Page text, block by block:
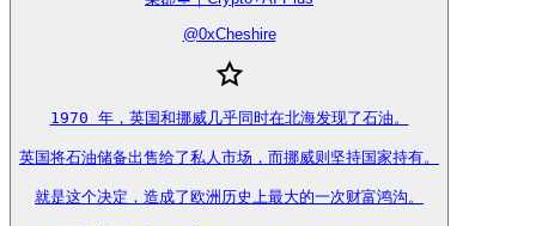
@0xCheshire
1970 年，英国和挪威几乎同时在北海发现了石油。
英国将石油储备出售给了私人市场，而挪威则坚持国家持有。
就是这个决定，造成了欧洲历史上最大的一次财富鸿沟。